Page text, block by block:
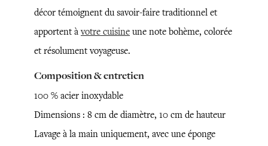
décor témoignent du savoir-faire traditionnel et
apportent àvotre cuisine une note bohème, colorée
et résolument voyageuse.
Composition & entretien
100 % acier inoxydable
Dimensions : 8 cm de diamètre, 10 cm de hauteur
Lavage à la main uniquement, avec une éponge